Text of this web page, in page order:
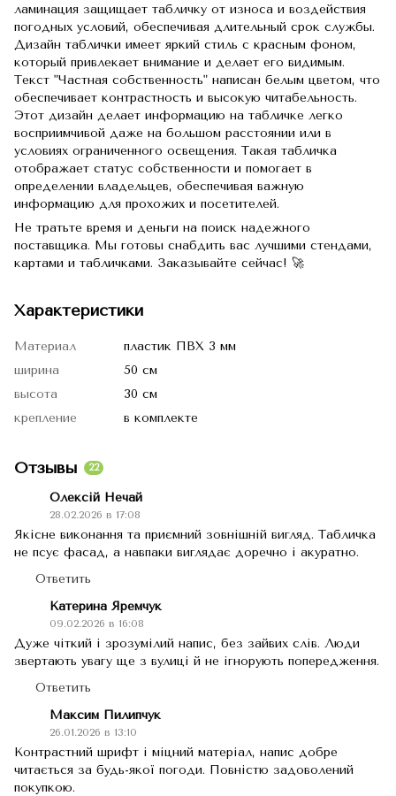
ламинация защищает табличку от износа и воздействия
погодных условий, обеспечивая длительный срок службы.
Дизайн таблички имеет яркий стиль с красным фоном,
который привлекает внимание и делает его видимым.
Текст "Частная собственность" написан белым цветом, что
обеспечивает контрастность и высокую читабельность.
Этот дизайн делает информацию на табличке легко
восприимчивой даже на большом расстоянии или в
условиях ограниченного освещения. Такая табличка
отображает статус собственности и помогает в
определении владельцев, обеспечивая важную
информацию для прохожих и посетителей.
Не тратьте время и деньги на поиск надежного
поставщика. Мы готовы снабдить вас лучшими стендами,
картами и табличками. Заказывайте сейчас! 🚀
Характеристики
Материал
пластик ПВХ 3 мм
ширина
50 см
высота
30 см
крепление
в комплекте
Отзывы 22
Олексій Нечай
28.02.2026 в 17:08
Якісне виконання та приємний зовнішній вигляд. Табличка
не псує фасад, а навпаки виглядає доречно і акуратно.
Ответить
Катерина Яремчук
09.02.2026 в 16:08
Дуже чіткий і зрозумілий напис, без зайвих слів. Люди
звертають увагу ще з вулиці й не ігнорують попередження.
Ответить
Максим Пилипчук
26.01.2026 в 13:10
Контрастний шрифт і міцний матеріал, напис добре
читається за будь-якої погоди. Повністю задоволений
покупкою.